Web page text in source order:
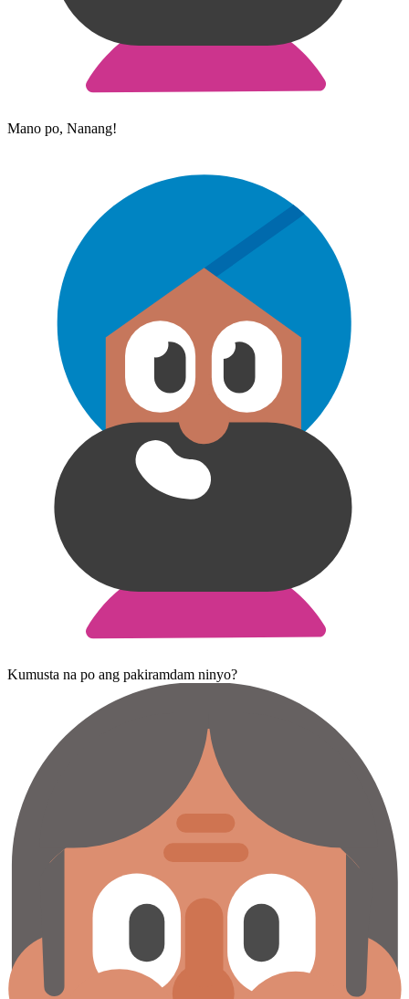
Mano po, Nanang!
Kumusta na po ang pakiramdam ninyo?